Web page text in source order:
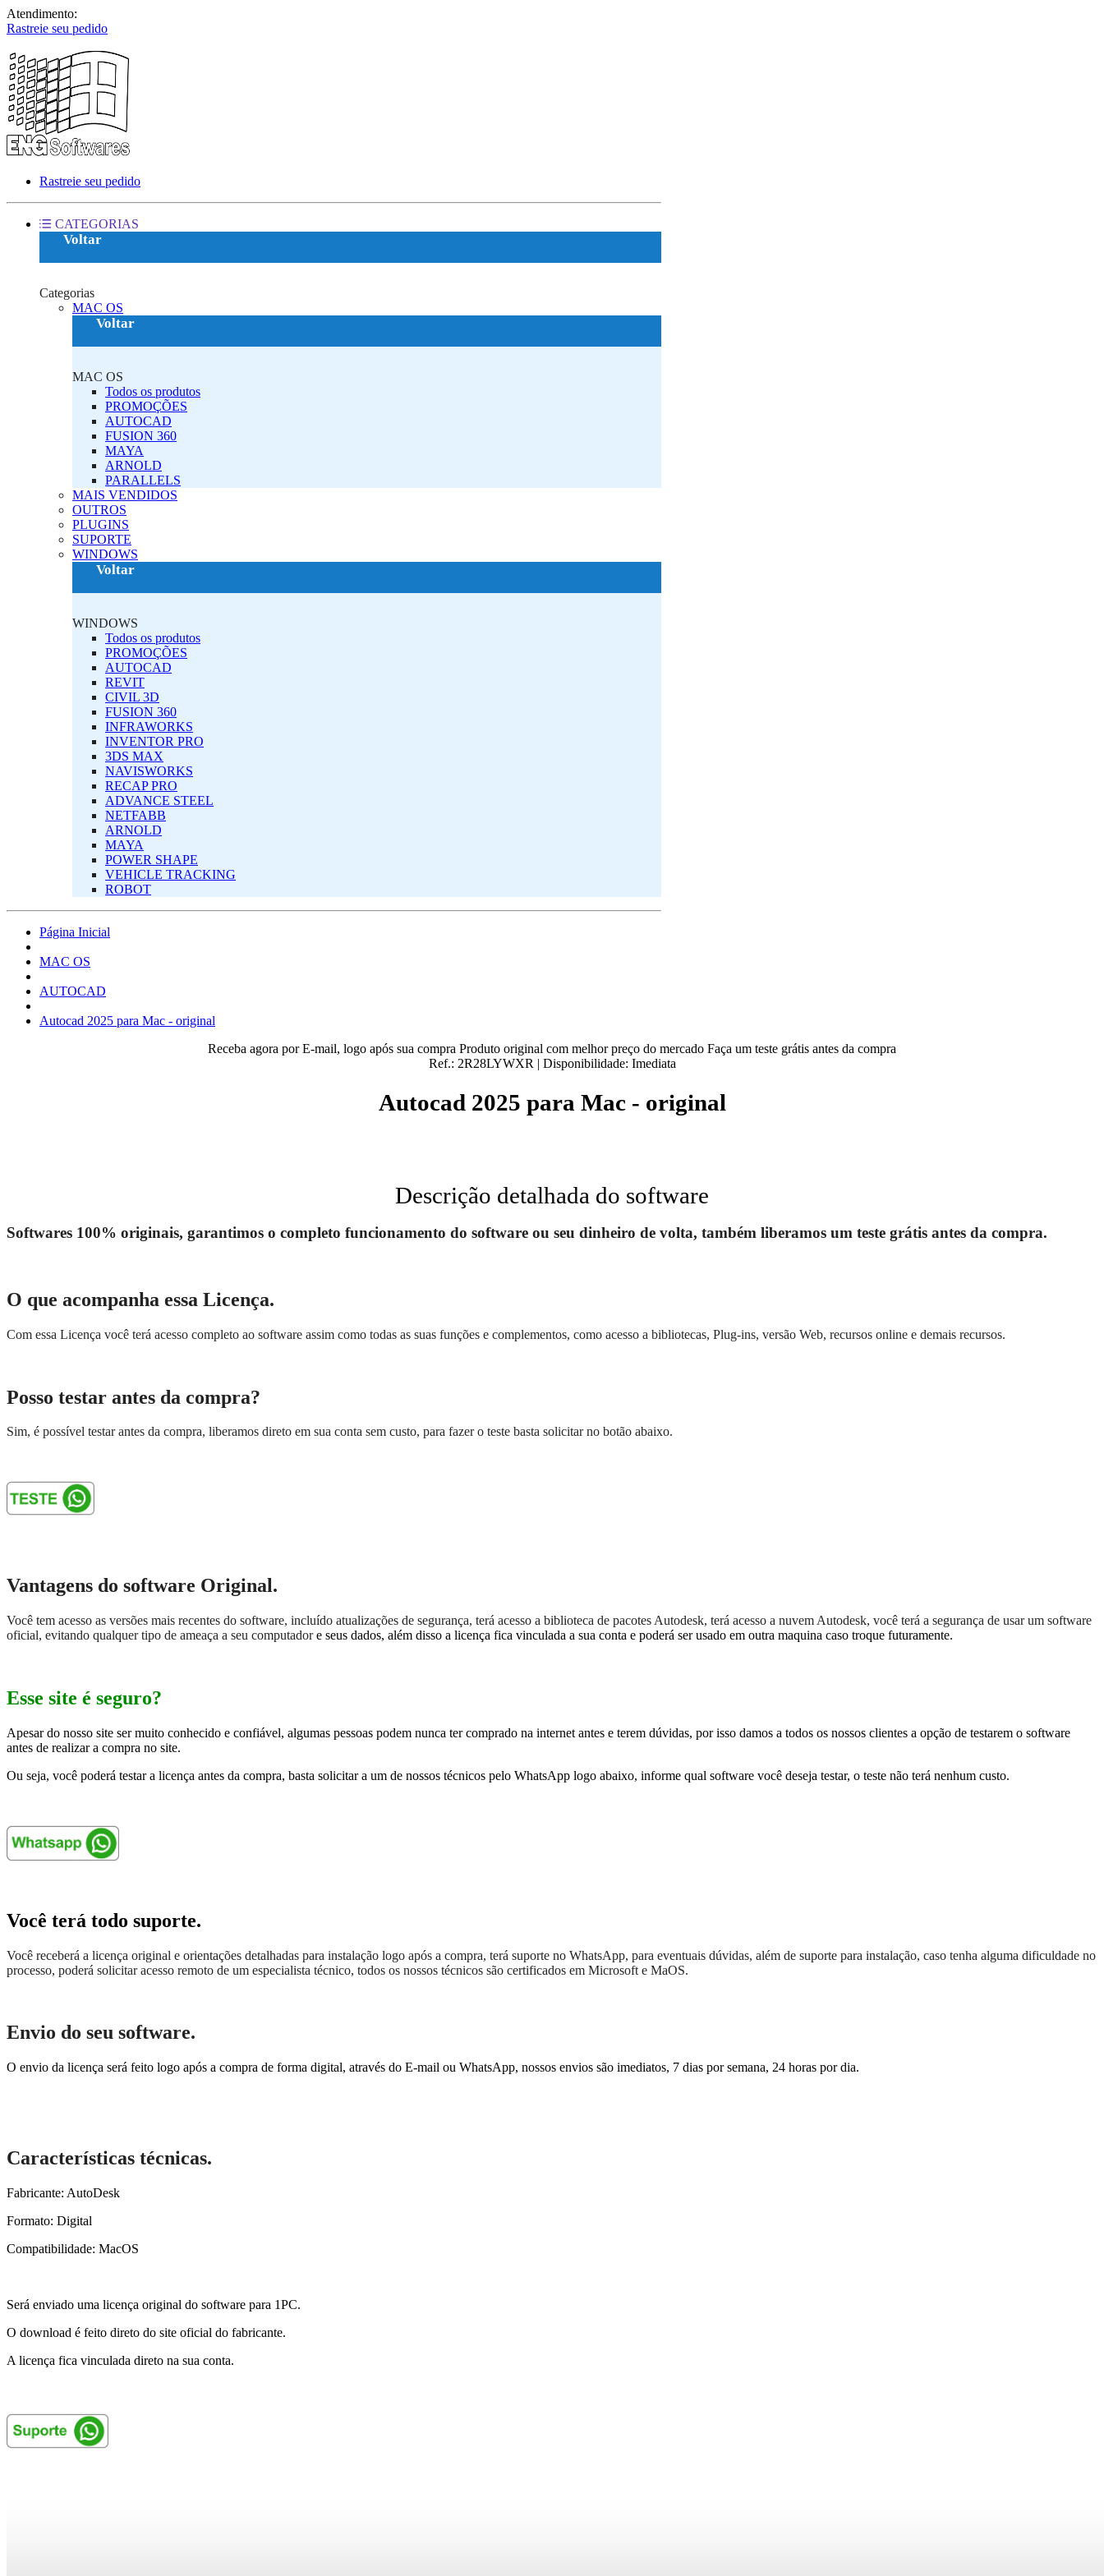
Atendimento:
Rastreie seu pedido
Rastreie seu pedido
CATEGORIAS
Voltar
Categorias
MAC OS‎
Voltar
MAC OS‎
Todos os produtos
PROMOÇÕES
AUTOCAD
FUSION 360
MAYA
ARNOLD
PARALLELS
MAIS VENDIDOS
OUTROS
PLUGINS‎
SUPORTE
‎WINDOWS‎
Voltar
‎WINDOWS‎
Todos os produtos
PROMOÇÕES
AUTOCAD
REVIT
CIVIL 3D
FUSION 360
INFRAWORKS
INVENTOR PRO
3DS MAX
NAVISWORKS
RECAP PRO
ADVANCE STEEL
NETFABB
ARNOLD
MAYA
POWER SHAPE
VEHICLE TRACKING
ROBOT
Página Inicial
MAC OS‎
AUTOCAD
Autocad 2025 para Mac - original
Receba agora por E-mail, logo após sua compra Produto original com melhor preço do mercado Faça um teste grátis antes da compra
Ref.: 2R28LYWXR | Disponibilidade: Imediata
Autocad 2025 para Mac - original
Descrição detalhada do software
Softwares 100% originais, garantimos o completo funcionamento do software ou seu dinheiro de volta, também liberamos um teste grátis antes da compra.
O que acompanha essa Licença.
Com essa Licença você terá acesso completo ao software assim como todas as suas funções e complementos, como acesso a bibliotecas, Plug-ins, versão Web, recursos online e demais recursos.
Posso testar antes da compra?
Sim, é possível testar antes da compra, liberamos direto em sua conta sem custo, para fazer o teste basta solicitar no botão abaixo.
Vantagens do software Original.
Você tem acesso as versões mais recentes do software, incluído atualizações de segurança, terá acesso a biblioteca de pacotes Autodesk, terá acesso a nuvem Autodesk, você terá a segurança de usar um software
oficial, evitando qualquer tipo de ameaça a seu computadore seus dados, além disso a licença fica vinculada a sua conta e poderá ser usado em outra maquina caso troque futuramente.
Esse site é seguro?
Apesar do nosso site ser muito conhecido e confiável, algumas pessoas podem nunca ter comprado na internet antes e terem dúvidas, por isso damos a todos os nossos clientes a opção de testarem o software
antes de realizar a compra no site.
Ou seja, você poderá testar a licença antes da compra, basta solicitar a um de nossos técnicos pelo WhatsApp logo abaixo, informe qual software você deseja testar, o teste não terá nenhum custo.
Você terá todo suporte.
Você receberá a licença original e orientações detalhadas para instalação logo após a compra, terá suporte no WhatsApp, para eventuais dúvidas, além de suporte para instalação, caso tenha alguma dificuldade no
processo, poderá solicitar acesso remoto de um especialista técnico, todos os nossos técnicos são certificados em Microsoft e MaOS.
Envio do seu software.
O envio da licença será feito logo após a compra de forma digital, através do E-mail ou WhatsApp, nossos envios são imediatos, 7 dias por semana, 24 horas por dia.
Características técnicas.
Fabricante: AutoDesk
Formato: Digital
Compatibilidade: MacOS
Será enviado uma licença original do software para 1PC.
O download é feito direto do site oficial do fabricante.
A licença fica vinculada direto na sua conta.